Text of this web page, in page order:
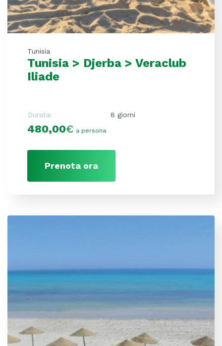
Tunisia
Tunisia > Djerba > Veraclub
Iliade
Durata: 8 giorni
480,00€ a persona
Prenota ora